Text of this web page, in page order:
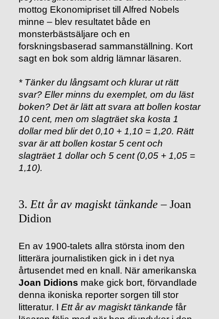
mottog Ekonomipriset till Alfred Nobels
minne – blev resultatet både en
monsterbästsäljare och en
forskningsbaserad sammanställning. Kort
sagt en bok som aldrig lämnar läsaren.
* Tänker du långsamt och klurar ut rätt
svar? Eller minns du exemplet, om du läst
boken? Det är lätt att svara att bollen kostar
10 cent, men om slagträet ska kosta 1
dollar med blir det 0,10 + 1,10 = 1,20. Rätt
svar är att bollen kostar 5 cent och
slagträet 1 dollar och 5 cent (0,05 + 1,05 =
1,10).
3. Ett år av magiskt tänkande – Joan
Didion
En av 1900-talets allra största inom den
litterära journalistiken gick in i det nya
årtusendet med en knall. När amerikanska
Joan Didions make gick bort, förvandlade
denna ikoniska reporter sorgen till stor
litteratur. I Ett år av magiskt tänkande får